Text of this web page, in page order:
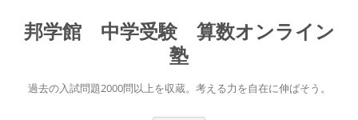
テ
ン
キ
ッ
邦学館 中学受験 算数オンライン
塾
過去の入試問題2000問以上を収蔵。考える力を自在に伸ばそう。